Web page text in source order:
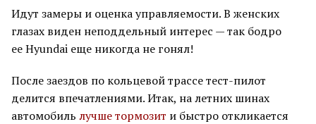
Идут замеры и оценка управляемости. В женских
глазах виден неподдельный интерес — так бодро
ее Hyundai еще никогда не гонял!
После заездов по кольцевой трассе тест-пилот
делится впечатлениями. Итак, на летних шинах
автомобиль лучше тормозит и быстро откликается